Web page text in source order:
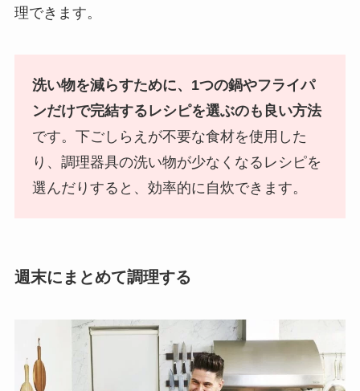
理できます。
洗い物を減らすために、1つの鍋やフライパ
ンだけで完結するレシピを選ぶのも良い方法
です。下ごしらえが不要な食材を使用した
り、調理器具の洗い物が少なくなるレシピを
選んだりすると、効率的に自炊できます。
週末にまとめて調理する